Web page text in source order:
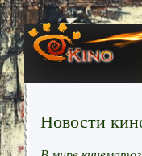
Новости